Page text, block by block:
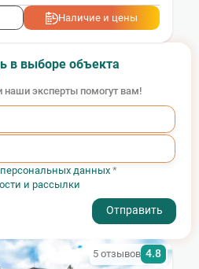
Наличие и цены
в выборе объекта
наши эксперты помогут вам!
персональных данных *
и рассылки
5 отзывов 4.8